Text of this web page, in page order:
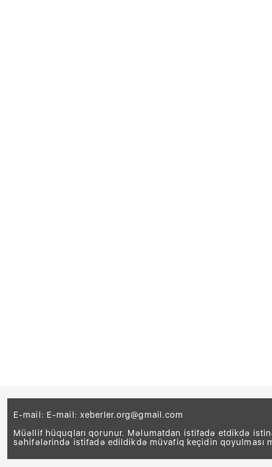
E-mail: E-mail: xeberler.org@gmail.com
Müəllif hüquqları qorunur. Məlumatdan istifadə etdikdə
səhifələrində istifadə edildikdə müvafiq keçidin qoyulması